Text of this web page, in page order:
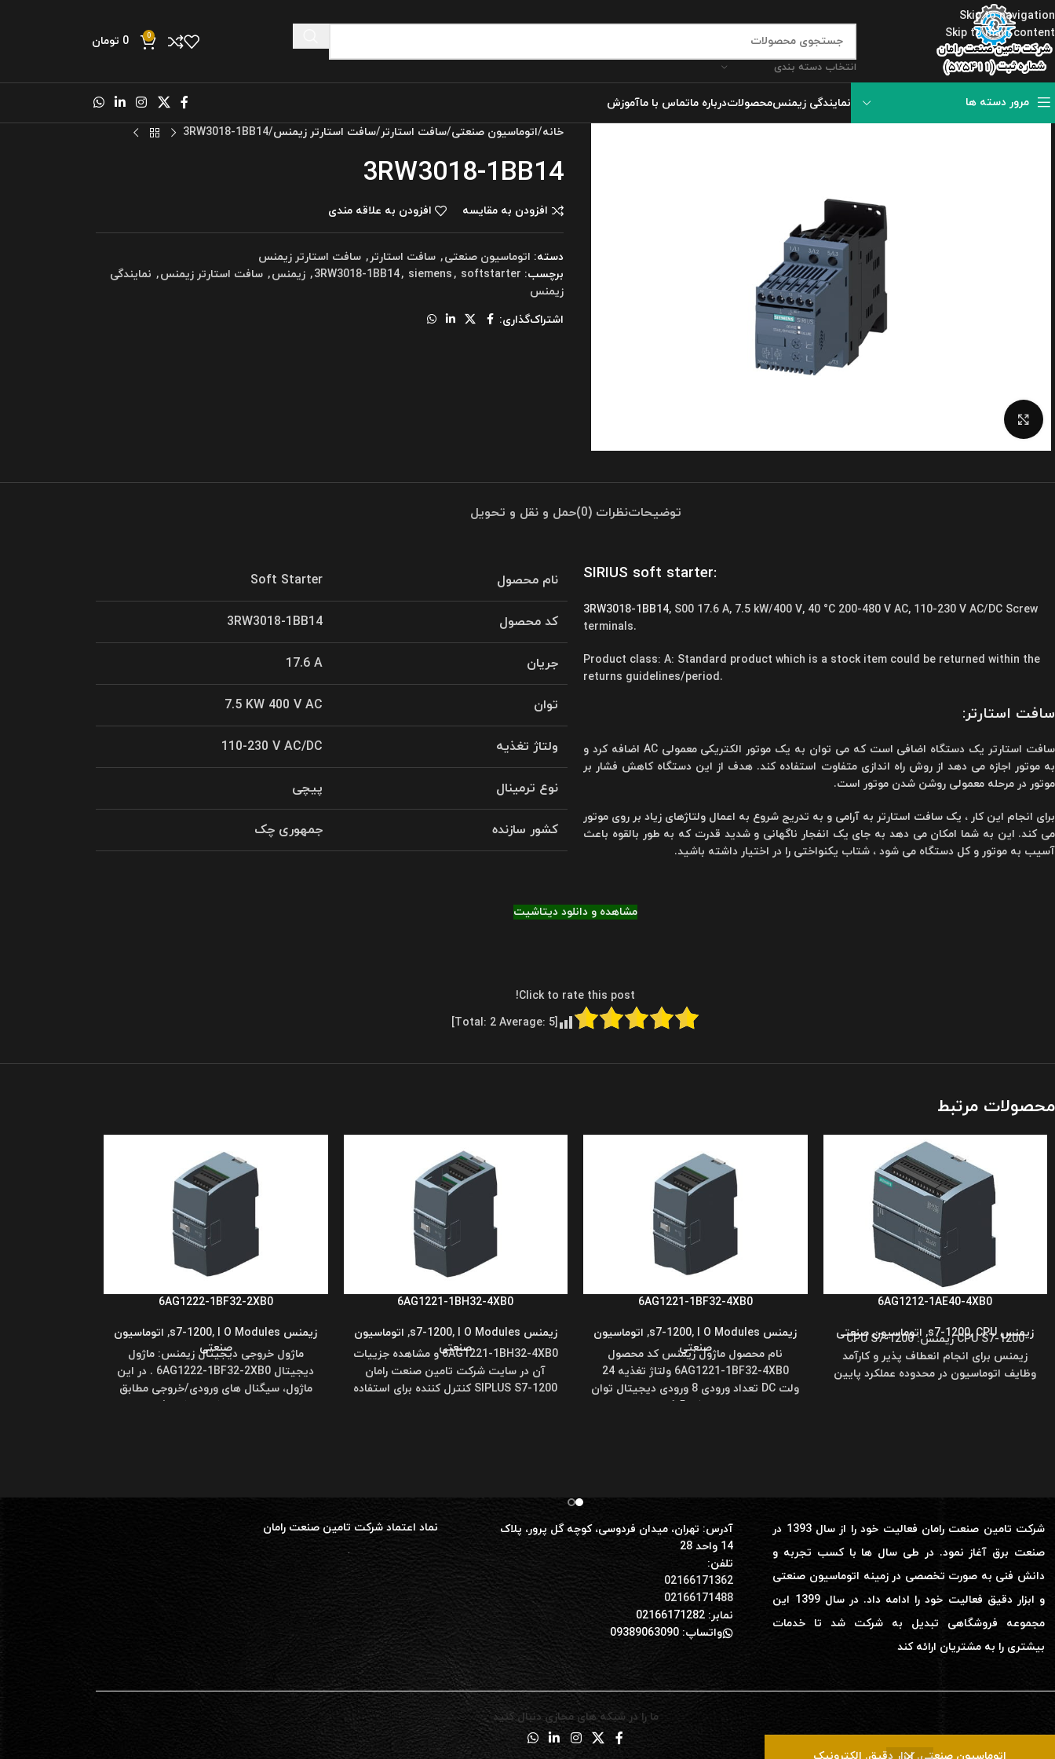
Skip to navigation
Skip to main content
انتخاب دسته بندی
0
0 تومان
مرور دسته ها نمایندگی زیمنسمحصولاتدرباره ماتماس با ماآموزش
خانه اتوماسیون صنعتی سافت استارتر سافت استارتر زیمنس 3RW3018-1BB14
3RW3018-1BB14
افزودن به مقایسه افزودن به علاقه مندی
دسته: اتوماسیون صنعتی, سافت استارتر , سافت استارتر زیمنس
برچسب:
3RW3018-1BB14, siemens, softstarter
, زیمنس, سافت استارتر زیمنس, نمایندگی
زیمنس
اشتراک‌گذاری:
توضیحاتنظرات (0) حمل و نقل و تحویل
SIRIUS soft starter:
3RW3018-1BB14, S00 17.6 A, 7.5 kW/400 V, 40 °C 200-480 V AC, 110-230 V AC/DC Screw
terminals.
Product class: A: Standard product which is a stock item could be returned within the
returns guidelines/period.
سافت استارتر:
سافت استارتر یک دستگاه اضافی است که می توان به یک موتور الکتریکی معمولی AC اضافه کرد و
به موتور اجازه می دهد از روش راه اندازی متفاوت استفاده کند. هدف از این دستگاه کاهش فشار بر
موتور در مرحله معمولی روشن شدن موتور است.
برای انجام این کار ، یک سافت استارتر به آرامی و به تدریج شروع به اعمال ولتاژهای زیاد بر روی موتور
می کند. این به شما امکان می دهد به جای یک انفجار ناگهانی و شدید قدرت که به طور بالقوه باعث
آسیب به موتور و کل دستگاه می شود ، شتاب یکنواختی را در اختیار داشته باشید.
نام محصول Soft Starter
کد محصول 3RW3018-1BB14
جریان 17.6 A
توان 7.5 KW 400 V AC
ولتاژ تغذیه 110-230 V AC/DC
نوع ترمینال پیچی
کشور سازنده جمهوری چک
مشاهده و دانلود دیتاشیت
Click to rate this post!
[Total:
2 Average: 5
]
محصولات مرتبط
6AG1212-1AE40-4XB0
زیمنس s7-1200 , CPU
, اتوماسیون صنعتی
CPU S7-1200 زیمنس: CPU S7-1200
زیمنس برای انجام انعطاف پذیر و کارآمد
وظایف اتوماسیون در محدوده عملکرد پایین
6AG1221-1BF32-4XB0
زیمنس s7-1200 , I O Modules
, اتوماسیون
صنعتی
نام محصول ماژول زیمنس کد محصول
6AG1221-1BF32-4XB0 ولتاژ تغذیه 24
ولت DC تعداد ورودی 8 ورودی دیجیتال توان
مصرفی 1.5
6AG1221-1BH32-4XB0
زیمنس s7-1200 , I O Modules
, اتوماسیون
صنعتی6AG1221-1BH32-4XB0 و مشاهده جزییات
آن در سایت شرکت تامین صنعت رامان
SIPLUS S7-1200 کنترل کننده برای استفاده
6AG1222-1BF32-2XB0
زیمنس s7-1200 , I O Modules
, اتوماسیون
صنعتی
ماژول خروجی دیجیتال زیمنس: ماژول
دیجیتال 6AG1222-1BF32-2XB0 . در این
ماژول، سیگنال های ورودی/خروجی مطابق
سیستم باینری کار می کنند(یعنی
شرکت تامین صنعت رامان فعالیت خود را از سال 1393 در
صنعت برق آغاز نمود. در طی سال ها با کسب تجربه و
دانش فنی به صورت تخصصی در زمینه اتوماسیون صنعتی
و ابزار دقیق فعالیت خود را ادامه داد. در سال 1399 این
مجموعه فروشگاهی تبدیل به شرکت شد تا خدمات
بیشتری را به مشتریان ارائه کند
آدرس: تهران، میدان فردوسی، کوچه گل پرور، پلاک
14 واحد 28
تلفن:
02166171362
02166171488
نمابر: 02166171282
واتساپ: 09389063090
نماد اعتماد شرکت تامین صنعت رامان
ما را در شبکه های مجازی دنبال کنید